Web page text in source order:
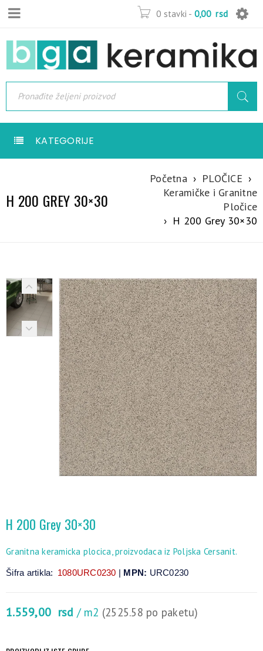
0 stavki - 0,00 rsd
KATEGORIJE
H 200 GREY 30×30
Početna › PLOČICE ›
Keramičke i Granitne
Pločice
› H 200 Grey 30×30
H 200 Grey 30×30
Granitna keramicka plocica, proizvodaca iz Poljska Cersanit.
Šifra artikla: 1080URC0230 | MPN: URC0230
1.559,00 rsd / m2 (2525.58 po paketu)